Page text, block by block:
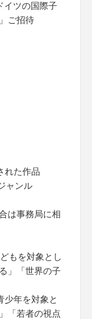
ツの国際子
ご招待
れた作品
ャンル
は事務局に相
もを対象とし
」「世界の子
少年を対象と
「若者の視点